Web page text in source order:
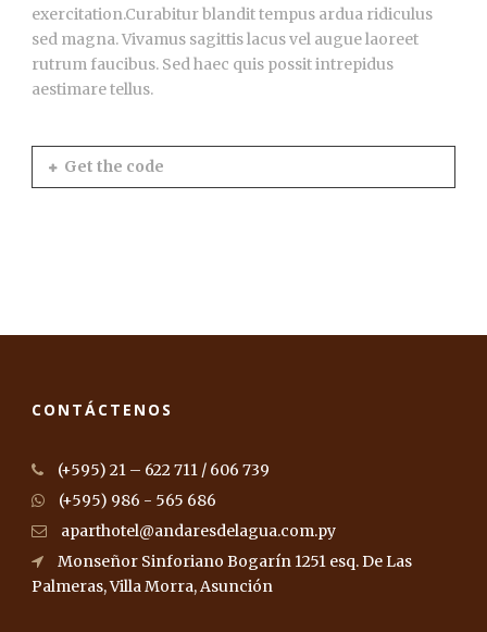
exercitation.Curabitur blandit tempus ardua ridiculus
sed magna. Vivamus sagittis lacus vel augue laoreet
rutrum faucibus. Sed haec quis possit intrepidus
aestimare tellus.
Get the code
CONTÁCTENOS
(+595) 21 – 622 711 / 606 739
(+595) 986 - 565 686
aparthotel@andaresdelagua.com.py
Monseñor Sinforiano Bogarín 1251 esq. De Las
Palmeras, Villa Morra, Asunción